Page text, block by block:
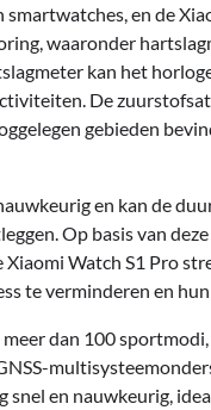
en de
waaronder
kan het
De
gebieden
en kan de
Op basis van
Watch S1 Pro
te verminderen en
dan 100
en nauwkeurig,